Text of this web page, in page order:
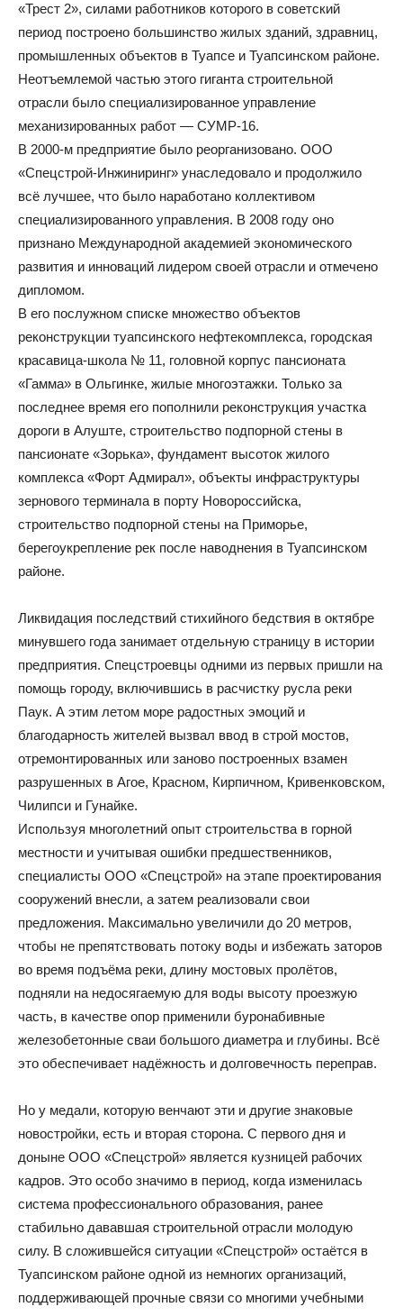
«Трест 2», силами работников которого в советский
период построено большинство жилых зданий, здравниц,
промышленных объектов в Туапсе и Туапсинском районе.
Неотъемлемой частью этого гиганта строительной
отрасли было специализированное управление
механизированных работ — СУМР-16.
В 2000-м предприятие было реорганизовано. ООО
«Спецстрой-Инжиниринг» унаследовало и продолжило
всё лучшее, что было наработано коллективом
специализированного управления. В 2008 году оно
признано Международной академией экономического
развития и инноваций лидером своей отрасли и отмечено
дипломом.
В его послужном списке множество объектов
реконструкции туапсинского нефтекомплекса, городская
красавица-школа № 11, головной корпус пансионата
«Гамма» в Ольгинке, жилые многоэтажки. Только за
последнее время его пополнили реконструкция участка
дороги в Алуште, строительство подпорной стены в
пансионате «Зорька», фундамент высоток жилого
комплекса «Форт Адмирал», объекты инфраструктуры
зернового терминала в порту Новороссийска,
строительство подпорной стены на Приморье,
берегоукрепление рек после наводнения в Туапсинском
районе.
Ликвидация последствий стихийного бедствия в октябре
минувшего года занимает отдельную страницу в истории
предприятия. Спецстроевцы одними из первых пришли на
помощь городу, включившись в расчистку русла реки
Паук. А этим летом море радостных эмоций и
благодарность жителей вызвал ввод в строй мостов,
отремонтированных или заново построенных взамен
разрушенных в Агое, Красном, Кирпичном, Кривенковском,
Чилипси и Гунайке.
Используя многолетний опыт строительства в горной
местности и учитывая ошибки предшественников,
специалисты ООО «Спецстрой» на этапе проектирования
сооружений внесли, а затем реализовали свои
предложения. Максимально увеличили до 20 метров,
чтобы не препятствовать потоку воды и избежать заторов
во время подъёма реки, длину мостовых пролётов,
подняли на недосягаемую для воды высоту проезжую
часть, в качестве опор применили буронабивные
железобетонные сваи большого диаметра и глубины. Всё
это обеспечивает надёжность и долговечность переправ.
Но у медали, которую венчают эти и другие знаковые
новостройки, есть и вторая сторона. С первого дня и
доныне ООО «Спецстрой» является кузницей рабочих
кадров. Это особо значимо в период, когда изменилась
система профессионального образования, ранее
стабильно дававшая строительной отрасли молодую
силу. В сложившейся ситуации «Спецстрой» остаётся в
Туапсинском районе одной из немногих организаций,
поддерживающей прочные связи со многими учебными